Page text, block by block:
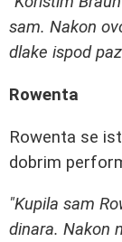
sam. Nakon
dlake ispod
Rowenta
Rowenta se
dobrim
"Kupila sam
dinara. Nakon